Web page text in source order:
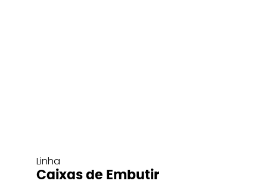
Linha
Caixas de Embutir